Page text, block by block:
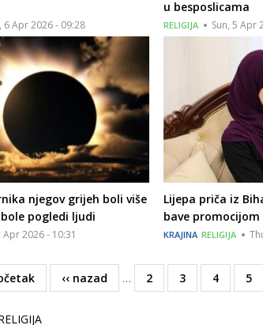
6 Apr 2026 - 09:28
u besposlicama
RELIGIJA Sun, 5 Apr
njegov grijeh boli više
pogledi ljudi
Apr 2026 - 10:31
Lijepa priča iz
bave
KRAJINA RELIGIJA
Previous
page
‹‹ nazad … Page
2 Page
3 Page
4 5